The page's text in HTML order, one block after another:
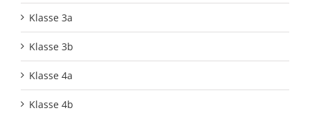
Klasse 3a
Klasse 3b
Klasse 4a
Klasse 4b